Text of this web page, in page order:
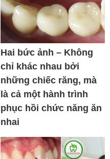
Hai bức ảnh – Không
chỉ khác nhau bởi
những chiếc răng, mà
là cả một hành trình
phục hồi chức năng ăn
nhai